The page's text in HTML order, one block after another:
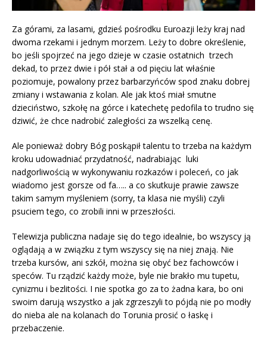
Za górami, za lasami, gdzieś pośrodku Euroazji leży kraj nad
dwoma rzekami i jednym morzem. Leży to dobre określenie,
bo jeśli spojrzeć na jego dzieje w czasie ostatnich trzech
dekad, to przez dwie i pół stał a od pięciu lat właśnie
poziomuje, powalony przez barbarzyńców spod znaku dobrej
zmiany i wstawania z kolan. Ale jak ktoś miał smutne
dzieciństwo, szkołę na górce i katechetę pedofila to trudno się
dziwić, że chce nadrobić zaległości za wszelką cenę.
Ale ponieważ dobry Bóg poskąpił talentu to trzeba na każdym
kroku udowadniać przydatność, nadrabiając luki
nadgorliwością w wykonywaniu rozkazów i poleceń, co jak
wiadomo jest gorsze od fa….. a co skutkuje prawie zawsze
takim samym myśleniem (sorry, ta klasa nie myśli) czyli
psuciem tego, co zrobili inni w przeszłości.
Telewizja publiczna nadaje się do tego idealnie, bo wszyscy ją
oglądają a w związku z tym wszyscy się na niej znają. Nie
trzeba kursów, ani szkół, można się obyć bez fachowców i
speców. Tu rządzić każdy może, byle nie brakło mu tupetu,
cynizmu i bezlitości. I nie spotka go za to żadna kara, bo oni
swoim darują wszystko a jak zgrzeszyli to pójdą nie po modły
do nieba ale na kolanach do Torunia prosić o łaskę i
przebaczenie.